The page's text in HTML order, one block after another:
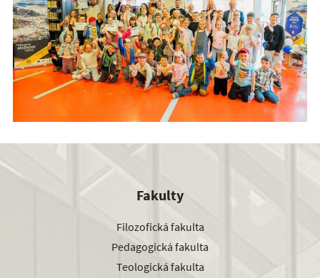
Fakulty
Filozofická fakulta
Pedagogická fakulta
Teologická fakulta